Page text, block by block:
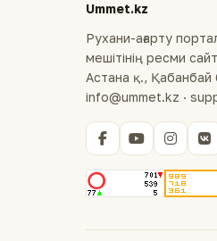
Ummet.kz
Рухани-ағарту
мешітінің ресми
Астана қ., Қабанбай
info@ummet.kz ·